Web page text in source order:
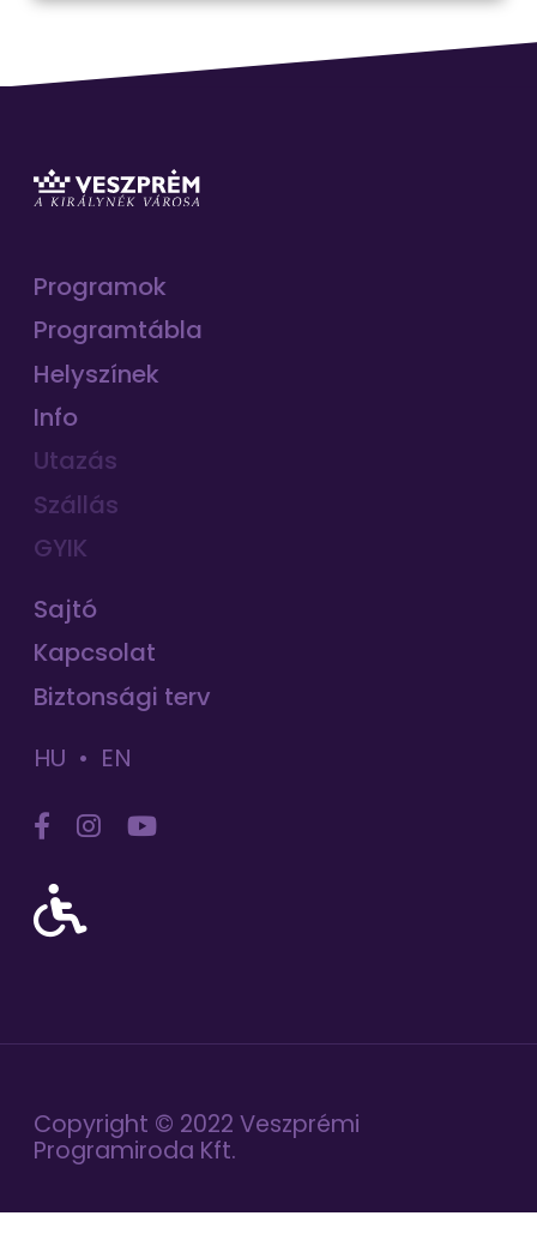
Programok
Programtábla
Helyszínek
Info
Utazás
Szállás
GYIK
Sajtó
Kapcsolat
Biztonsági terv
HU
EN
Copyright © 2022 Veszprémi
Programiroda Kft.